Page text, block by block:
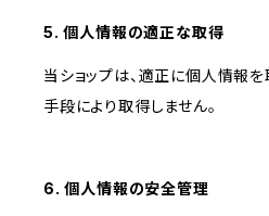
5. 個人情報の適正な取得
当ショップは、適正に個人情報
手段により取得しません。
6. 個人情報の安全管理